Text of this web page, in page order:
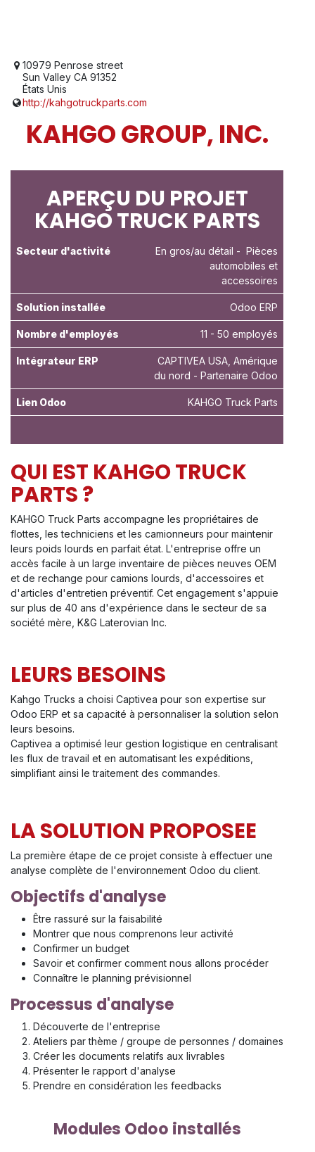
10979 Penrose street
Sun Valley CA 91352
États Unis
http://kahgotruckparts.com
KAHGO GROUP, INC.
APERÇU DU PROJET
KAHGO TRUCK PARTS
Secteur d'activité En gros/au détail - Pièces
automobiles et
accessoires
Solution installée Odoo ERP
Nombre d'employés 11 - 50 employés
Intégrateur ERP
CAPTIVEA USA, Amérique
du nord - Partenaire Odoo
Lien Odoo KAHGO Truck Parts
QUI EST KAHGO TRUCK
PARTS ?
KAHGO Truck Parts accompagne les propriétaires de
flottes, les techniciens et les camionneurs pour maintenir
leurs poids lourds en parfait état. L'entreprise offre un
accès facile à un large inventaire de pièces neuves OEM
et de rechange pour camions lourds, d'accessoires et
d'articles d'entretien préventif. Cet engagement s'appuie
sur plus de 40 ans d'expérience dans le secteur de sa
société mère, K&G Laterovian Inc.
LEURS BESOINS
Kahgo Trucks a choisi Captivea pour son expertise sur
Odoo ERP et sa capacité à personnaliser la solution selon
leurs besoins.
Captivea a optimisé leur gestion logistique en centralisant
les flux de travail et en automatisant les expéditions,
simplifiant ainsi le traitement des commandes.
LA SOLUTION PROPOSEE
La première étape de ce projet consiste à effectuer une
analyse complète de l'environnement Odoo du client.
Objectifs d'analyse
Être rassuré sur la faisabilité
Montrer que nous comprenons leur activité
Confirmer un budget
Savoir et confirmer comment nous allons procéder
Connaître le planning prévisionnel
Processus d'analyse
Découverte de l'entreprise
Ateliers par thème / groupe de personnes / domaines
Créer les documents relatifs aux livrables
Présenter le rapport d'analyse
Prendre en considération les feedbacks
Modules Odoo installés